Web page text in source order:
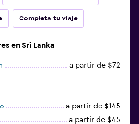
Completa tu viaje
en Sri Lanka
a partir de $72
a partir de $145
a partir de $45